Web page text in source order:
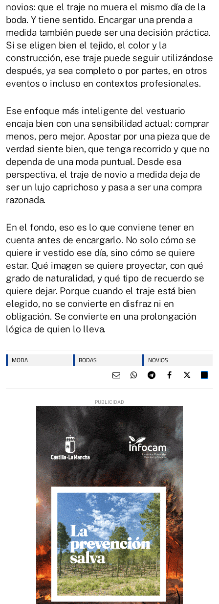
novios: que el traje no muera el mismo día de la
boda. Y tiene sentido. Encargar una prenda a
medida también puede ser una decisión práctica.
Si se eligen bien el tejido, el color y la
construcción, ese traje puede seguir utilizándose
después, ya sea completo o por partes, en otros
eventos o incluso en contextos profesionales.
Ese enfoque más inteligente del vestuario
encaja bien con una sensibilidad actual: comprar
menos, pero mejor. Apostar por una pieza que de
verdad siente bien, que tenga recorrido y que no
dependa de una moda puntual. Desde esa
perspectiva, el traje de novio a medida deja de
ser un lujo caprichoso y pasa a ser una compra
razonada.
En el fondo, eso es lo que conviene tener en
cuenta antes de encargarlo. No solo cómo se
quiere ir vestido ese día, sino cómo se quiere
estar. Qué imagen se quiere proyectar, con qué
grado de naturalidad, y qué tipo de recuerdo se
quiere dejar. Porque cuando el traje está bien
elegido, no se convierte en disfraz ni en
obligación. Se convierte en una prolongación
lógica de quien lo lleva.
MODA BODAS NOVIOS